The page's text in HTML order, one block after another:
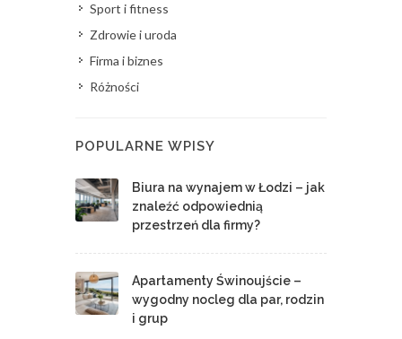
Sport i fitness
Zdrowie i uroda
Firma i biznes
Różności
POPULARNE WPISY
Biura na wynajem w Łodzi – jak
znaleźć odpowiednią
przestrzeń dla firmy?
Apartamenty Świnoujście –
wygodny nocleg dla par, rodzin
i grup